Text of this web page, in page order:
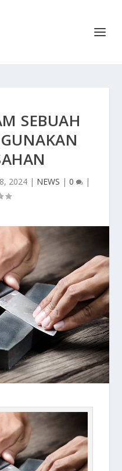
SEBUAH
2024| NEWS | 0 |